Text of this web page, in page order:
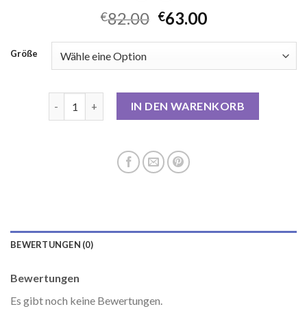
€82.00 €63.00
Größe
wintermantel damen extra warm lang Menge
IN DEN WARENKORB
BEWERTUNGEN (0)
Bewertungen
Es gibt noch keine Bewertungen.